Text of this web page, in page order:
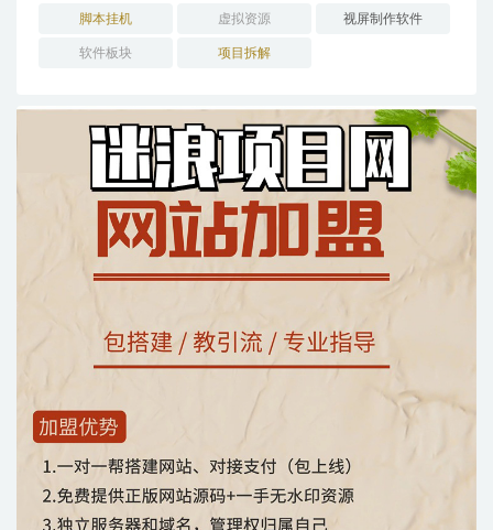
脚本挂机 虚拟资源 视屏制作软件
软件板块 项目拆解